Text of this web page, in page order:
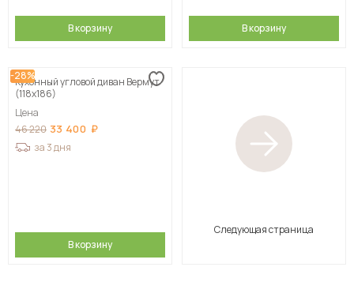
В корзину В корзину
-28%
Кухонный угловой диван Вермут
(118х186)
Цена
46 220 33 400
за 3 дня
В корзину
Следующая страница